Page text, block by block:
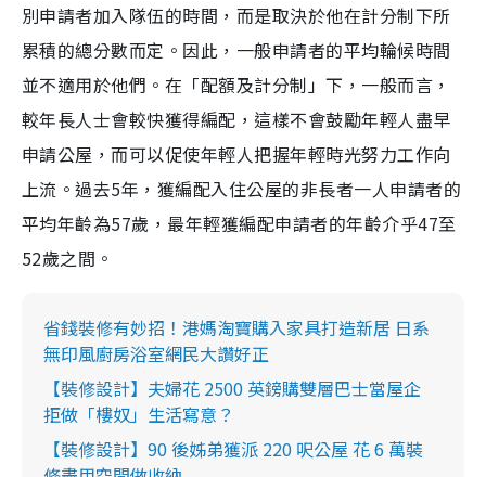
別申請者加入隊伍的時間，而是取決於他在計分制下所
累積的總分數而定。因此，一般申請者的平均輪候時間
並不適用於他們。在「配額及計分制」下，一般而言，
較年長人士會較快獲得編配，這樣不會鼓勵年輕人盡早
申請公屋，而可以促使年輕人把握年輕時光努力工作向
上流。過去5年，獲編配入住公屋的非長者一人申請者的
平均年齡為57歲，最年輕獲編配申請者的年齡介乎47至
52歲之間。
省錢裝修有妙招！港媽淘寶購入家具打造新居 日系
無印風廚房浴室網民大讚好正
【裝修設計】夫婦花 2500 英鎊購雙層巴士當屋企
拒做「樓奴」生活寫意？
【裝修設計】90 後姊弟獲派 220 呎公屋 花 6 萬裝